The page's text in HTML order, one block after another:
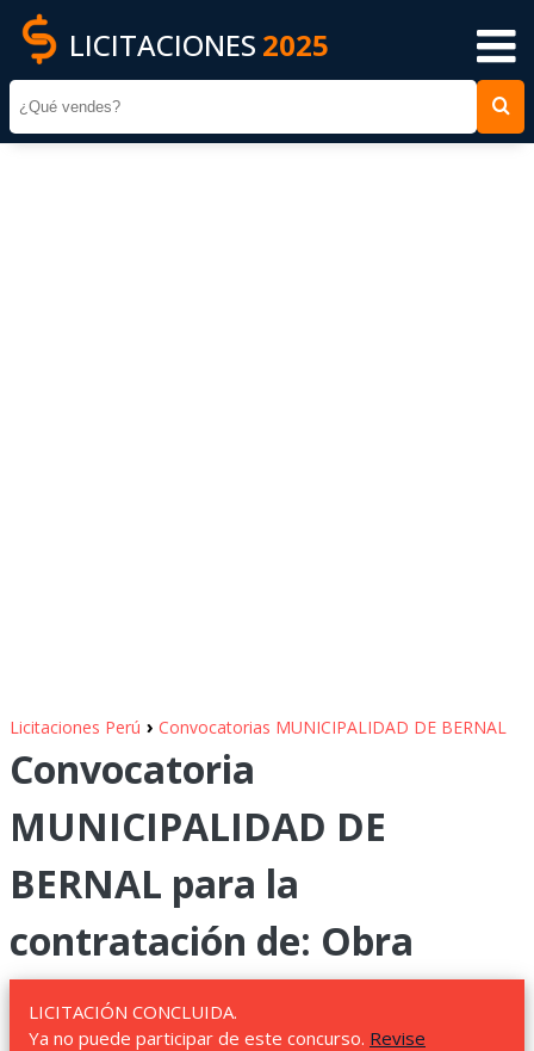
LICITACIONES 2025
Licitaciones Perú › Convocatorias MUNICIPALIDAD DE BERNAL
Convocatoria
MUNICIPALIDAD DE
BERNAL para la
contratación de: Obra
LICITACIÓN CONCLUIDA.
Ya no puede participar de este concurso. Revise